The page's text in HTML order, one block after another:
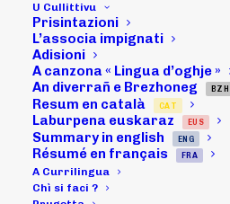
U Cullittivu
Prisintazioni
L’associa impignati
Adisioni
A canzona « Lingua d’oghje »
An diverrañ e Brezhoneg
BZH
Resum en català CAT
Laburpena euskaraz EUS
Summary in english ENG
Résumé en français FRA
A Currilingua
Chì si faci ?